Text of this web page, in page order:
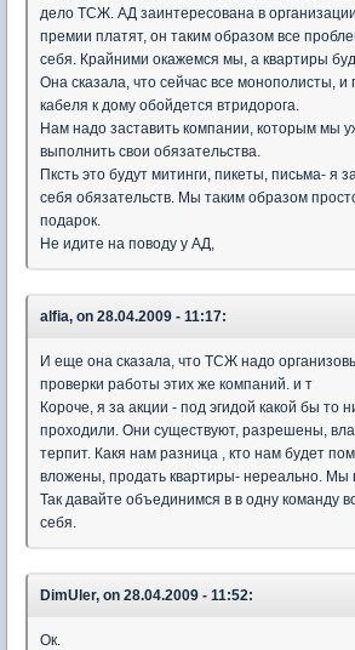
дело ТСЖ. АД заинтересована в
премии платят, он таким образом все
себя. Крайними окажемся мы, а квартиры
Она сказала, что сейчас все монополисты, и
кабеля к дому обойдется втридорога.
Нам надо заставить компании, которым мы
выполнить свои обязательства.
Пксть это будут митинги, пикеты, письма- я
себя обязательств. Мы таким образом
подарок.
Не идите на поводу у АД,
alfia, on 28.04.2009 - 11:17:
И еще она сказала, что ТСЖ надо
проверки работы этих же компаний. и т
Короче, я за акции - под эгидой какой бы то
проходили. Они существуют, разрешены,
терпит. Какя нам разница , кто нам будет
вложены, продать квартиры- нереально. Мы
Так давайте объединимся в в одну команду
себя.
DimUler, on 28.04.2009 - 11:52:
Ок.